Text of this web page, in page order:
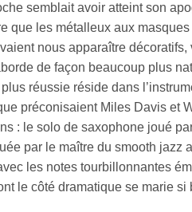
semblait avoir atteint son
que les métalleux aux masques
nous apparaître
de façon beaucoup plus
réussie réside dans
préconisaient Miles Davis et
: le solo de saxophone joué
par le maître du smooth jazz
les notes tourbillonnantes
le côté dramatique se marie si